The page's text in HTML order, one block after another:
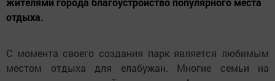
отдыха.
С момента своего создания парк является любимым
местом отдыха для елабужан. Многие семьи на